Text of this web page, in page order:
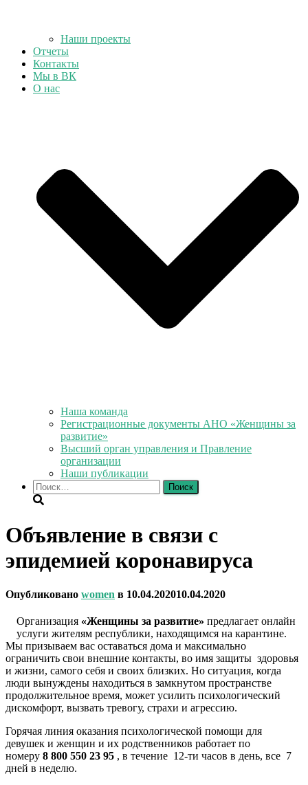
Наши проекты
Отчеты
Контакты
Мы в ВК
О нас
Наша команда
Регистрационные документы АНО «Женщины за
развитие»
Высший орган управления и Правление
организации
Наши публикации
Найти:
Объявление в связи с
эпидемией коронавируса
Опубликовано women в 10.04.202010.04.2020
Организация «Женщины за развитие» предлагает онлайн
услуги жителям республики, находящимся на карантине.
Мы призываем вас оставаться дома и максимально
ограничить свои внешние контакты, во имя защиты здоровья
и жизни, самого себя и своих близких. Но ситуация, когда
люди вынуждены находиться в замкнутом пространстве
продолжительное время, может усилить психологический
дискомфорт, вызвать тревогу, страхи и агрессию.
Горячая линия оказания психологической помощи для
девушек и женщин и их родственников работает по
номеру 8 800 550 23 95 , в течение 12-ти часов в день, все 7
дней в неделю.